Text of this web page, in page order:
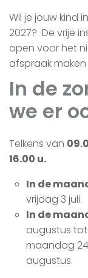
Wil je jouw kind
2027? De vrije
open voor het
afspraak maken
In de
we er
Telkens van
16.00 u.
In de
vrijdag 3 juli.
In de
augustus
maandag
augustus.